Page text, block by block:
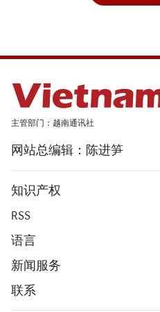
主管部门：越南通讯社
网站总编辑：陈进笋
知识产权
RSS
语言
新闻服务
联系